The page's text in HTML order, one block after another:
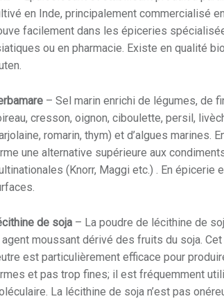
en Inde, principalement commercialisé
facilement dans les épiceries
ou en pharmacie. Existe en qualité
– Sel marin enrichi de légumes, de
cresson, oignon, ciboulette, persil,
romarin, thym) et d’algues marines.
une alternative supérieure aux
(Knorr, Maggi etc.) . En épicerie
de soja – La poudre de lécithine de
moussant dérivé des fruits du soja. Cet
est particulièrement efficace pour
et pas trop fines; il est fréquemment
La lécithine de soja n’est pas